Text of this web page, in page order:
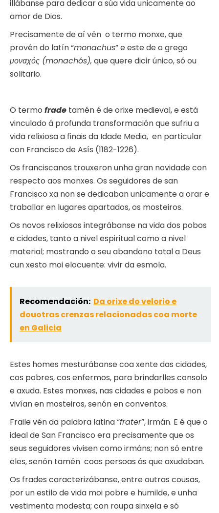
illábanse para dedicar a súa vida unicamente ao
amor de Dios.
Precisamente de aí vén o termo monxe, que
provén do latín “monachus” e este de o grego
μοναχός (monachós), que quere dicir único, só ou
solitario.
O termo frade tamén é de orixe medieval, e está
vinculado á profunda transformación que sufriu a
vida relixiosa a finais da Idade Media, en particular
con Francisco de Asís (1182-1226).
Os franciscanos trouxeron unha gran novidade con
respecto aos monxes. Os seguidores de san
Francisco xa non se dedicaban unicamente a orar e
traballar en lugares apartados, os mosteiros.
Os novos relixiosos integrábanse na vida dos pobos
e cidades, tanto a nivel espiritual como a nivel
material; mostrando o seu abandono total a Deus
cun xesto moi elocuente: vivir da esmola.
Recomendación: Da orixe do velorio e
douotras crenzas relacionadas coa morte
en Galicia
Estes homes mesturábanse coa xente das cidades,
cos pobres, cos enfermos, para brindarlles consolo
e axuda. Estes monxes, nas cidades e pobos e non
vivían en mosteiros, senón en conventos.
Fraile vén da palabra latina “frater”, irmán. E é que o
ideal de San Francisco era precisamente que os
seus seguidores vivisen como irmáns; non só entre
eles, senón tamén coas persoas ás que axudaban.
Os frades caracterizábanse, entre outras cousas,
por un estilo de vida moi pobre e humilde, e unha
vestimenta modesta; con roupa sinxela e só